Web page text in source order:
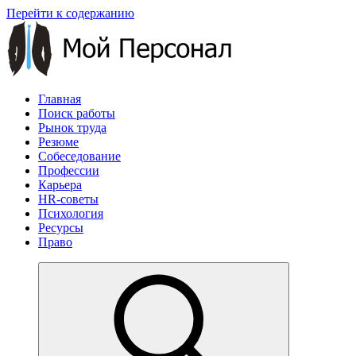
Перейти к содержанию
Главная
Поиск работы
Рынок труда
Резюме
Собеседование
Профессии
Карьера
HR-советы
Психология
Ресурсы
Право